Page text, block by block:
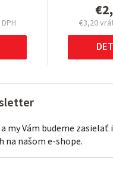
€3,20
my Vám budeme zasielať
na našom e-shope.